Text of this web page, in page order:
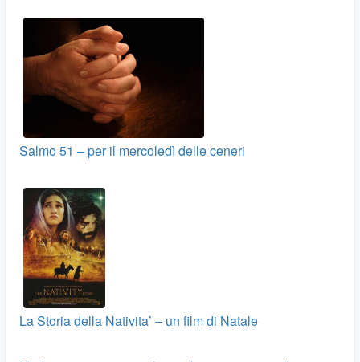
Salmo 51 – per il mercoledì delle ceneri
La Storia della Nativita’ – un film di Natale